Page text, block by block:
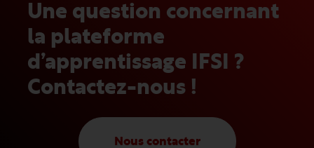
Une question concernant
la plateforme
d’apprentissage IFSI ?
Contactez-nous !
Nous contacter